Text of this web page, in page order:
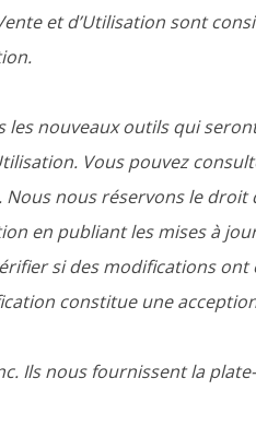
et d’Utilisation sont
les nouveaux outils qui
Vous pouvez
nous réservons le
en publiant les mises à
si des modifications
constitue une
Ils nous fournissent la